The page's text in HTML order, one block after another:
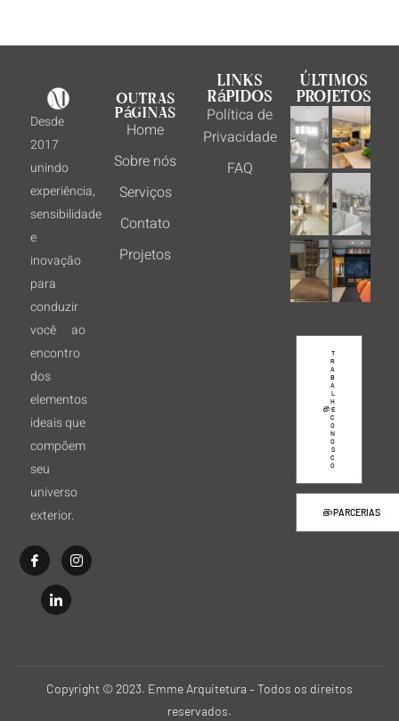
Desde
2017
unindo
experiência,
sensibilidade
e
inovação
para
conduzir
você ao
encontro
dos
elementos
ideais que
compõem
seu
universo
exterior.
Outras
páginas
Home
Sobre nós
Serviços
Contato
Projetos
Links
Rápidos
Política de
Privacidade
FAQ
Últimos
projetos
T
R
A
B
A
L
H
E
C
O
N
O
S
C
O
PARCERIAS
Copyright © 2023. Emme Arquitetura – Todos os direitos
reservados.